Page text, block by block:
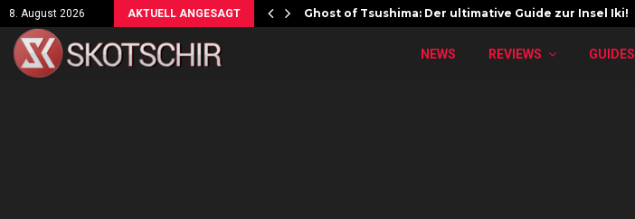
8. August 2026 AKTUELL ANGESAGT Ghost of Tsushima: Der ultimative Guide zur Insel Iki!
NEWS REVIEWS GUIDES